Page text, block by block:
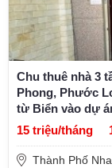
Chu thuê nhà 3
Phong, Phước
từ Biển vào dự
15 triệu/tháng
Thành Phố